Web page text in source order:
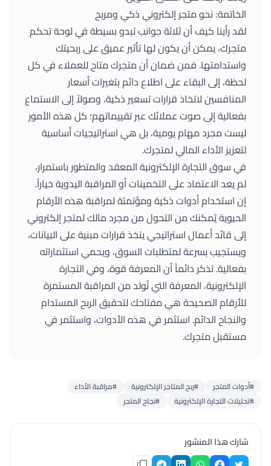
الخاتمة: نحو متجر إلكتروني ذكي ومربح
لقد رأينا كيف أن ثلاثة جوانب تبدو بسيطة في لوحة تحكم
متجرك، يمكن أن يكون لها تأثير عميق على ربحيتك
واستدامتها. فمن ضمان أن متجرك متاح للعملاء في كل
لحظة، إلى البقاء على اطلاع دائم بتغيرات أسعار
المنافسين لاتخاذ قرارات تسعير ذكية، وصولاً إلى الاستماع
بفعالية إلى صوت عملائك عبر تقييماتهم؛ كل هذه الأمور
ليست مجرد مهام يومية، بل هي استراتيجيات أساسية
لتعزيز الأداء المالي لمتجرك.
في سوق التجارة الإلكترونية المعقد والمتطور باستمرار،
لم يعد الاعتماد على التخمينات أو المراقبة اليدوية خياراً.
إن استخدام أدوات ذكية ومؤتمتة لمراقبة هذه الأرقام
الحيوية يُمكنك من التحول من مجرد مالك لمتجر إلكتروني
إلى قائد أعمال استراتيجي يتخذ قرارات مبنية على البيانات،
ويستجيب بسرعة لمتطلبات السوق، ويحمي استثماراته
بفعالية. تذكر دائماً أن المعرفة قوة، وفي التجارة
الإلكترونية، المعرفة التي تُولد من المراقبة المستمرة
للأرقام الصحيحة هي مفتاحك لتحقيق الربح المستدام
والنجاح الدائم. استثمر في هذه الأدوات، واستثمر في
مستقبل متجرك.
#أدوات المتجر #ربح المتاجر الإلكترونية
#مراقبة الأداء
#تحليلات التجارة الإلكترونية
#نجاح المتجر
شارك هذا المنشور